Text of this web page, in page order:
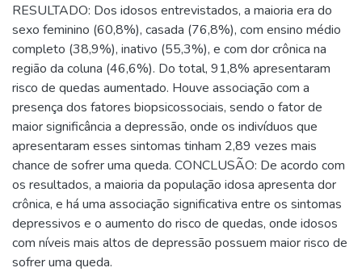
RESULTADO: Dos idosos entrevistados, a maioria era do
sexo feminino (60,8%), casada (76,8%), com ensino médio
completo (38,9%), inativo (55,3%), e com dor crônica na
região da coluna (46,6%). Do total, 91,8% apresentaram
risco de quedas aumentado. Houve associação com a
presença dos fatores biopsicossociais, sendo o fator de
maior significância a depressão, onde os indivíduos que
apresentaram esses sintomas tinham 2,89 vezes mais
chance de sofrer uma queda. CONCLUSÃO: De acordo com
os resultados, a maioria da população idosa apresenta dor
crônica, e há uma associação significativa entre os sintomas
depressivos e o aumento do risco de quedas, onde idosos
com níveis mais altos de depressão possuem maior risco de
sofrer uma queda.